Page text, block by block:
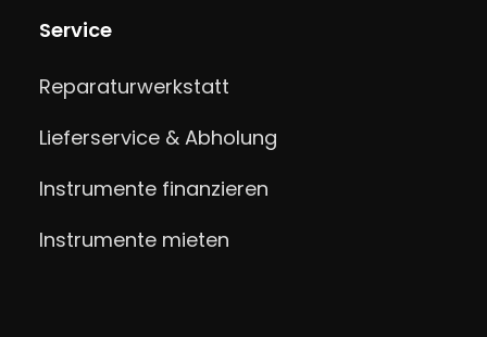
Service
Reparaturwerkstatt
Lieferservice & Abholung
Instrumente finanzieren
Instrumente mieten